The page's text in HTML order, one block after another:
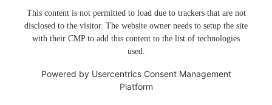
This content is not permitted to load due to trackers that are not
disclosed to the visitor. The website owner needs to setup the site
with their CMP to add this content to the list of technologies
used.
Powered by Usercentrics Consent Management
Platform